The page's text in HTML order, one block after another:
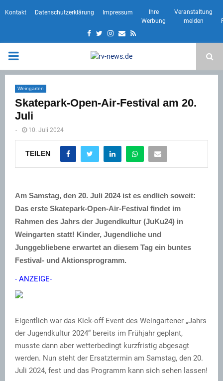
Kontakt Datenschutzerklärung Impressum
Ihre
Werbung
Veranstaltung
melden
Facebook
Twitter
Instagram
EmailRss
PRIMARY
MENU
Weingarten
Skatepark-Open-Air-Festival am 20.
Juli
- 10. Juli 2024
TEILEN
Am Samstag, den 20. Juli 2024 ist es endlich soweit:
Das erste Skatepark-Open-Air-Festival findet im
Rahmen des Jahrs der Jugendkultur (JuKu24) in
Weingarten statt! Kinder, Jugendliche und
Junggebliebene erwartet an diesem Tag ein buntes
Festival- und Aktionsprogramm.
- ANZEIGE-
Eigentlich war das Kick-off Event des Weingartener „Jahrs
der Jugendkultur 2024“ bereits im Frühjahr geplant,
musste dann aber wetterbedingt kurzfristig abgesagt
werden. Nun steht der Ersatztermin am Samstag, den 20.
Juli 2024, fest und das Programm kann sich sehen lassen!